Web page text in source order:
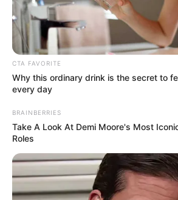
ENEL - CODENSA CORTES DE LUZ
DOCUMENTOS ADJUNTOS
Documento43 - 2022-08-
MANTÉNGASE EN ALERTA
Tenemos todas las
interesan. Para estar
favor, active las
CTA FAVORITE
Why this ordinary drink is the secret to
every day
BRAINBERRIES
Take A Look At Demi Moore's Most
Roles